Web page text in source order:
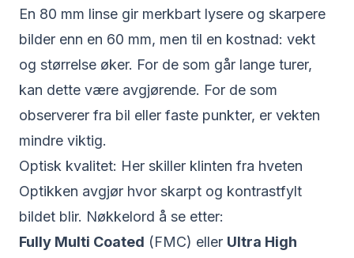
En 80 mm linse gir merkbart lysere og skarpere
bilder enn en 60 mm, men til en kostnad: vekt
og størrelse øker. For de som går lange turer,
kan dette være avgjørende. For de som
observerer fra bil eller faste punkter, er vekten
mindre viktig.
Optisk kvalitet: Her skiller klinten fra hveten
Optikken avgjør hvor skarpt og kontrastfylt
bildet blir. Nøkkelord å se etter:
Fully Multi Coated (FMC) eller Ultra High